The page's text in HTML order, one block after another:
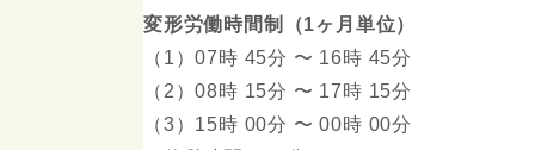
変形労働時間制（1ヶ月単位）
（1）07時 45分 〜 16時 45分
（2）08時 15分 〜 17時 15分
（3）15時 00分 〜 00時 00分